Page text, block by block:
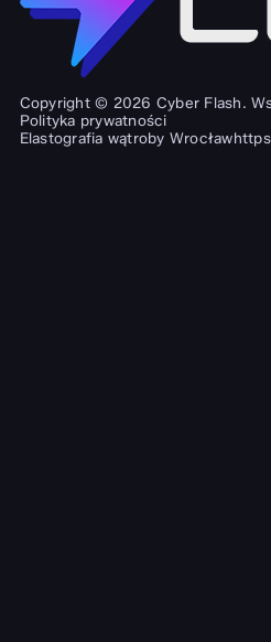
Copyright © 2026 Cyber Flash.
Polityka prywatności
Elastografia wątroby Wrocław